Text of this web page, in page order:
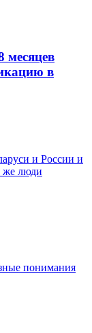
месяцев
в
и России и
же люди
понимания